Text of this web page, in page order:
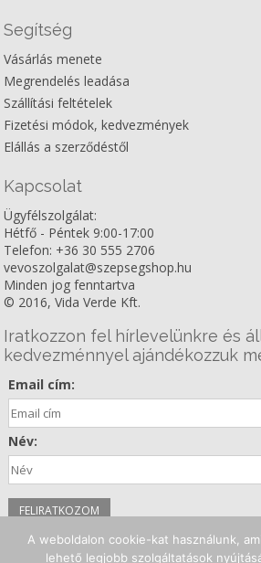
Segítség
Vásárlás menete
Megrendelés leadása
Szállítási feltételek
Fizetési módok, kedvezmények
Elállás a szerződéstől
Kapcsolat
Ügyfélszolgálat:
Hétfő - Péntek 9:00-17:00
Telefon: +36 30 555 2706
vevoszolgalat@szepsegshop.hu
Minden jog fenntartva
© 2016, Vida Verde Kft.
Iratkozzon fel hírlevelünkre és
kedvezménnyel ajándékozzuk
Email cím:
Név:
Kövessen minket!
A weboldalon cookie-kat használunk,
lehető legjobb szolgáltatások